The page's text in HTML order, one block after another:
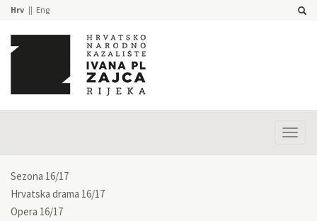
Hrv Eng
Sezona 16/17
Hrvatska drama 16/17
Opera 16/17